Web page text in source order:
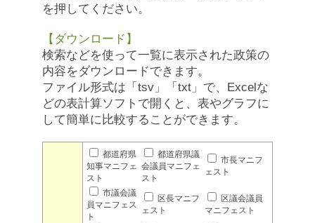
を押してください。
【ダウンロード】
検索などを使って一覧に表示された政策の
内容をダウンロードできます。
ファイル形式は「tsv」「txt」で、Excelな
どの表計算ソフトで開くと、表やグラフに
して簡単に比較することができます。
都道府県
知事マニフェ
スト
都道府県議
会議員マニフェ
スト
市長マニフ
ェスト
市議会議
員マニフェス
ト
区長マニフ
ェスト
区議会議員
マニフェスト